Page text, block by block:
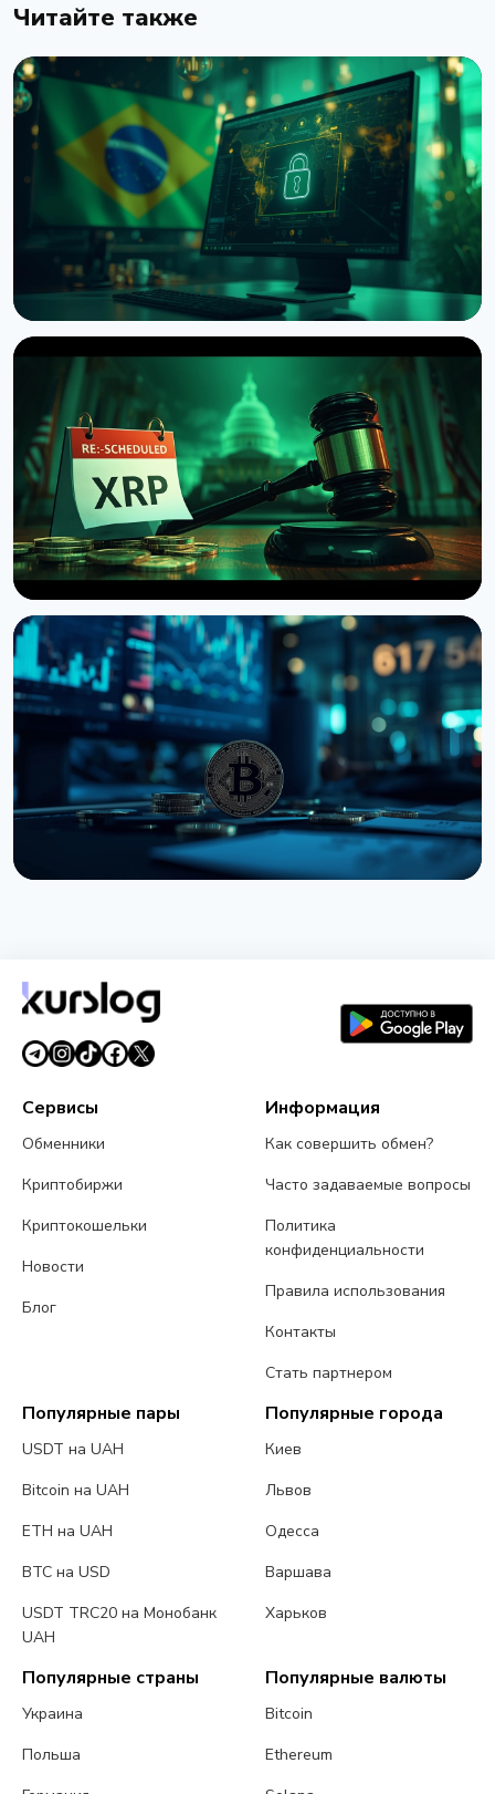
Читайте также
НОВОСТЬ
Бразилия ввела 24-часовую задержку переводов
криптовалюты за границу
9 августа 2026 г.4 мин чтения
НОВОСТЬ
Сенат США отложил голосование по Clarity Act
до сентября
7 августа 2026 г.4 мин чтения
Сенате
5 мин чтения
Сервисы
Обменники
Криптобиржи
Криптокошельки
Новости
Блог
Информация
Как совершить обмен?
Часто задаваемые вопросы
Политика
конфиденциальности
Правила использования
Контакты
Стать партнером
Популярные пары
USDT на UAH
Bitcoin на UAH
ETH на UAH
BTC на USD
USDT TRC20 на Монобанк
UAH
Популярные города
Киев
Львов
Одесса
Варшава
Харьков
Популярные страны
Украина
Польша
Популярные валюты
Bitcoin
Ethereum